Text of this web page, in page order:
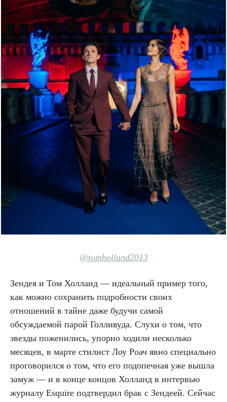
@tomholland2013
Зендея и Том Холланд — идеальный пример того,
как можно сохранить подробности своих
отношений в тайне даже будучи самой
обсуждаемой парой Голливуда. Слухи о том, что
звезды поженились, упорно ходили несколько
месяцев, в марте стилист Лоу Роач явно специально
проговорился о том, что его подопечная уже вышла
замуж — и в конце концов Холланд в интервью
журналу Esquire подтвердил брак с Зендеей. Сейчас